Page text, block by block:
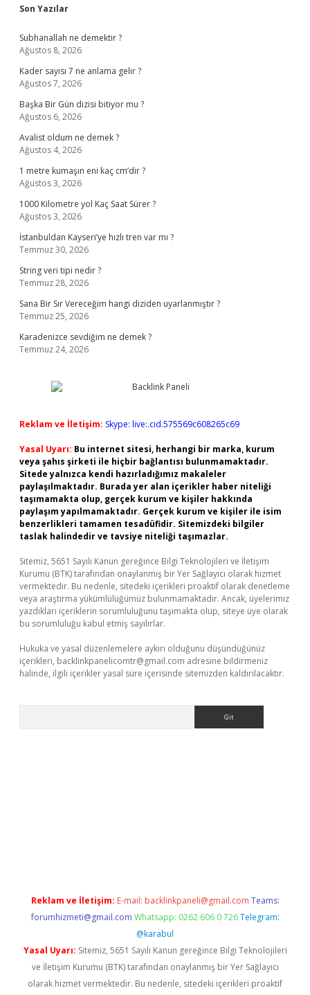
Sidebar
Son Yazılar
Subhanallah ne demektir ?
Ağustos 8, 2026
Kader sayısı 7 ne anlama gelir ?
Ağustos 7, 2026
Başka Bir Gün dizisi bitiyor mu ?
Ağustos 6, 2026
Avalist oldum ne demek ?
Ağustos 4, 2026
1 metre kumaşın eni kaç cm’dir ?
Ağustos 3, 2026
1000 Kilometre yol Kaç Saat Sürer ?
Ağustos 3, 2026
İstanbuldan Kayseri’ye hızlı tren var mı ?
Temmuz 30, 2026
String veri tipi nedir ?
Temmuz 28, 2026
Sana Bir Sır Vereceğim hangi diziden uyarlanmıştır ?
Temmuz 25, 2026
Karadenizce sevdiğim ne demek ?
Temmuz 24, 2026
Reklam ve İletişim: Skype: live:.cid.575569c608265c69
Yasal Uyarı: Bu internet sitesi, herhangi bir marka, kurum
veya şahıs şirketi ile hiçbir bağlantısı bulunmamaktadır.
Sitede yalnızca kendi hazırladığımız makaleler
paylaşılmaktadır. Burada yer alan içerikler haber niteliği
taşımamakta olup, gerçek kurum ve kişiler hakkında
paylaşım yapılmamaktadır. Gerçek kurum ve kişiler ile isim
benzerlikleri tamamen tesadüfidir. Sitemizdeki bilgiler
taslak halindedir ve tavsiye niteliği taşımazlar.
Sitemiz, 5651 Sayılı Kanun gereğince Bilgi Teknolojileri ve İletişim
Kurumu (BTK) tarafından onaylanmış bir Yer Sağlayıcı olarak hizmet
vermektedir. Bu nedenle, sitedeki içerikleri proaktif olarak denetleme
veya araştırma yükümlülüğümüz bulunmamaktadır. Ancak, üyelerimiz
yazdıkları içeriklerin sorumluluğunu taşımakta olup, siteye üye olarak
bu sorumluluğu kabul etmiş sayılırlar.
Hukuka ve yasal düzenlemelere aykırı olduğunu düşündüğünüz
içerikleri, backlinkpanelicomtr@gmail.com adresine bildirmeniz
halinde, ilgili içerikler yasal süre içerisinde sitemizden kaldırılacaktır.
Reklam ve İletişim: E-mail: backlinkpaneli@gmail.com Teams:
forumhizmeti@gmail.com Whatsapp: 0262 606 0 726 Telegram:
@karabul
Yasal Uyarı: Sitemiz, 5651 Sayılı Kanun gereğince Bilgi Teknolojileri
ve İletişim Kurumu (BTK) tarafından onaylanmış bir Yer Sağlayıcı
olarak hizmet vermektedir. Bu nedenle, sitedeki içerikleri proaktif